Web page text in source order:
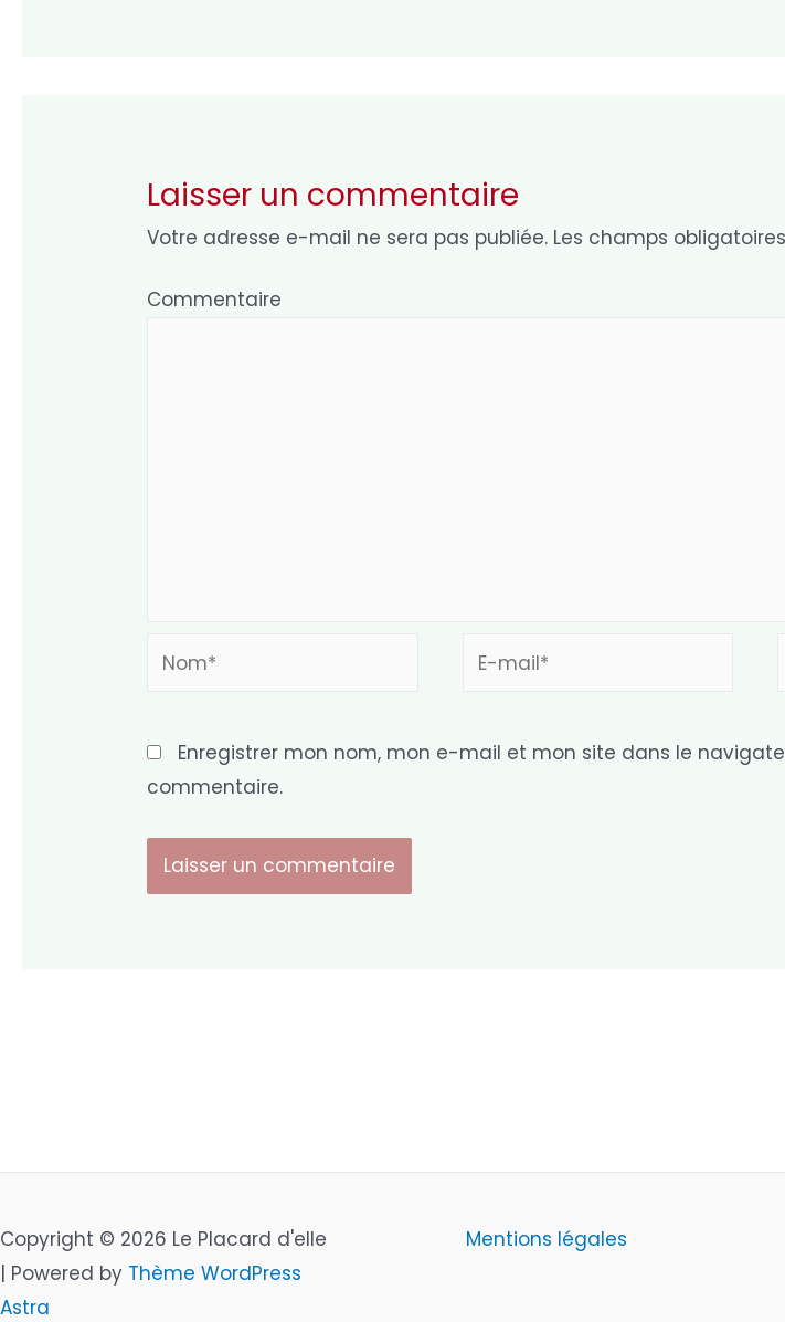
Laisser un commentaire
Votre adresse e-mail ne sera pas publiée. Les champs
Commentaire
Nom*
E-
Enregistrer mon nom, mon e-mail et mon site dans le
commentaire.
Copyright © 2026 Le Placard d'elle
| Powered by Thème WordPress
Astra
Mentions légales